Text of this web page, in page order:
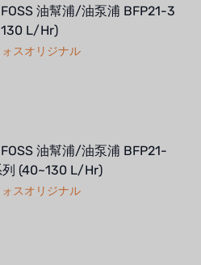
油幫浦/油泵浦 BFP21-3
L/Hr)
スオリジナル
油幫浦/油泵浦 BFP21-
(40~130 L/Hr)
スオリジナル